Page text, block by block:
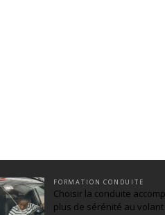
FORMATION CONDUITE
Choisir la conduite
plus de sérénité au volant